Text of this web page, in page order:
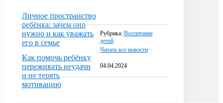
Личное пространство
ребёнка: зачем оно
нужно и как уважать
его в семье
Как помочь ребёнку
переживать неудачи
и не терять
мотивацию
Рубрика: Воспитание
детей
Читать все новости
04.04.2024